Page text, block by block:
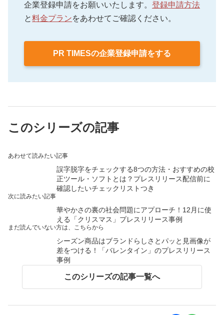
プレスリリースがそのまま生活者に読まれる機会が
増えているため、商品概要や追加機能を端的にまと
企業登録申請をお願いいたします。 登録申請方法
と料金プランをあわせてご確認ください。
PR TIMESの企業登録申請をする
このシリーズの記事
あわせて読みたい記事
誤字脱字をチェックする8つの方法・おすすめの校
正ツール・ソフトとは？プレスリリース配信前に
確認したいチェックリストつき
次に読みたい記事
華やかさの裏の社会問題にアプローチ！12月に使
える「クリスマス」プレスリリース事例
まだ読んでいない方は、こちらから
シーズン商品はブランドらしさとパッと見画像が
差をつける！「バレンタイン」のプレスリリース
事例
このシリーズの記事一覧へ